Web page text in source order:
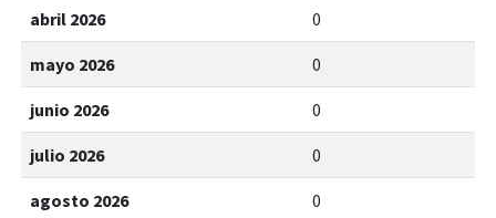
abril 2026 0
mayo 2026 0
junio 2026 0
julio 2026 0
agosto 2026 0